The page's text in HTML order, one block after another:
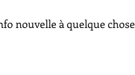
nouvelle à quelque chose